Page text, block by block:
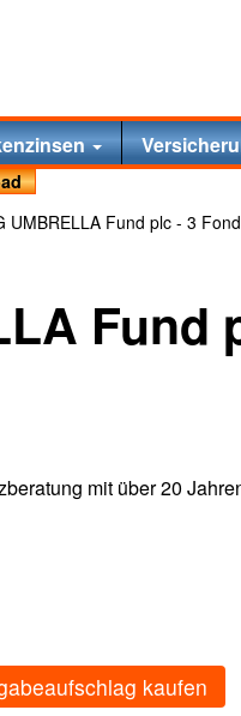
UMBRELLA Fund plc - 3
Fund
mit über 20
kaufen